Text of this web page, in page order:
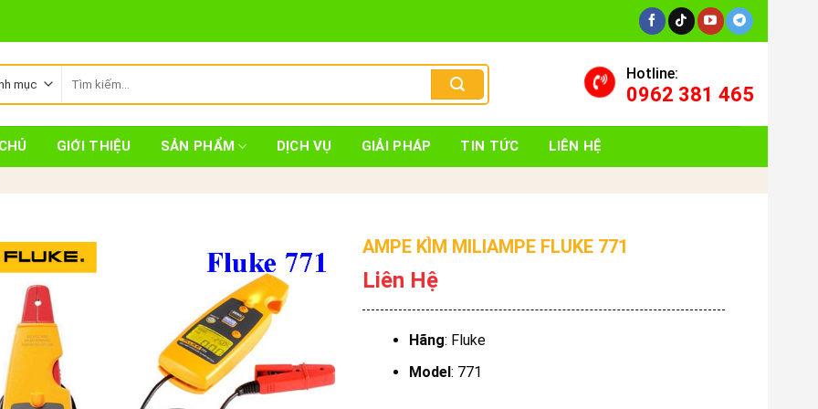
kiếm:
Hotline:
0962 381 465
GIỚI THIỆU SẢN PHẨM DỊCH VỤ GIẢI PHÁP TIN TỨC LIÊN HỆ
AMPE KÌM MILIAMPE FLUKE 771
Liên Hệ
Hãng: Fluke
Model: 771